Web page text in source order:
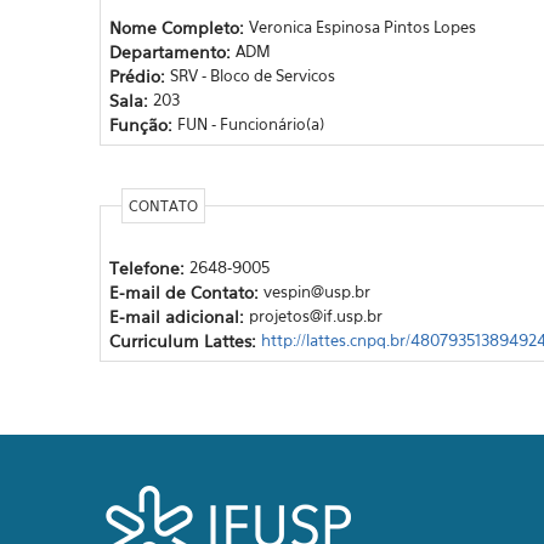
Nome Completo: Veronica Espinosa Pintos Lopes
Departamento: ADM
Prédio: SRV - Bloco de Servicos
Sala: 203
Função: FUN - Funcionário(a)
CONTATO
Telefone: 2648-9005
E-mail de Contato: vespin@usp.br
E-mail adicional: projetos@if.usp.br
Curriculum Lattes: http://lattes.cnpq.br/